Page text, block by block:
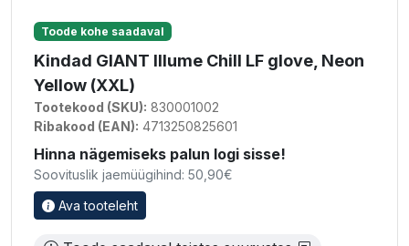
Toode kohe saadaval
Kindad GIANT Illume Chill LF glove, Neon
Yellow (XXL)
Tootekood (SKU): 830001002
Ribakood (EAN): 4713250825601
Hinna nägemiseks palun logi sisse!
Soovituslik jaemüügihind: 50,90€
Ava tooteleht